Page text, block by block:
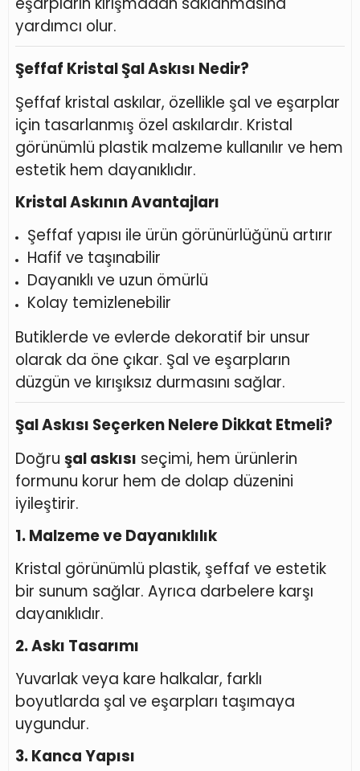
yardımcı olur.
Şeffaf Kristal Şal Askısı Nedir?
Şeffaf kristal askılar, özellikle şal ve eşarplar
için tasarlanmış özel askılardır. Kristal
görünümlü plastik malzeme kullanılır ve hem
estetik hem dayanıklıdır.
Kristal Askının Avantajları
Şeffaf yapısı ile ürün görünürlüğünü artırır
Hafif ve taşınabilir
Dayanıklı ve uzun ömürlü
Kolay temizlenebilir
Butiklerde ve evlerde dekoratif bir unsur
olarak da öne çıkar. Şal ve eşarpların
düzgün ve kırışıksız durmasını sağlar.
Şal Askısı Seçerken Nelere Dikkat Etmeli?
Doğru şal askısı seçimi, hem ürünlerin
formunu korur hem de dolap düzenini
iyileştirir.
1. Malzeme ve Dayanıklılık
Kristal görünümlü plastik, şeffaf ve estetik
bir sunum sağlar. Ayrıca darbelere karşı
dayanıklıdır.
2. Askı Tasarımı
Yuvarlak veya kare halkalar, farklı
boyutlarda şal ve eşarpları taşımaya
uygundur.
3. Kanca Yapısı